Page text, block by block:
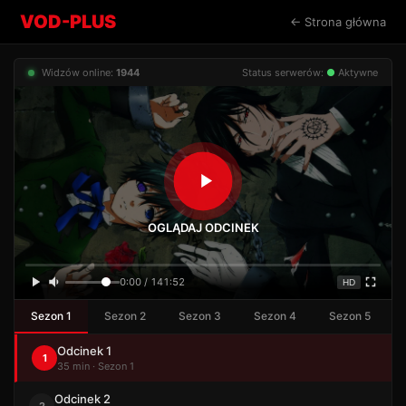
VOD-PLUS ← Strona główna
Widzów online: 1944 Status serwerów: ● Aktywne
OGLĄDAJ ODCINEK
0:00 / 141:52 HD
Sezon 1 Sezon 2 Sezon 3 Sezon 4 Sezon 5
1 Odcinek 1
35 min · Sezon 1
Odcinek 2